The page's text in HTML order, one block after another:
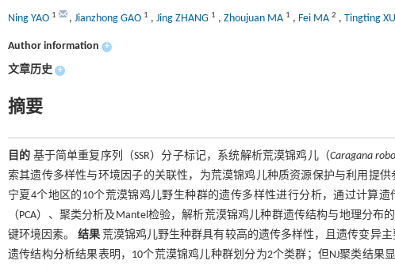
Ning YAO 1 , Jianzhong GAO 1 , Jing ZHANG 1 , Zhoujuan MA 1 , Fei MA 2 , Tingting XU
Author information +
文章历史 +
摘要
目的 基于简单重复序列（SSR）分子标记，系统解析荒漠锦鸡儿（Caragana
索其遗传多样性与环境因子的关联性，为荒漠锦鸡儿种质资源保护与利用提供
宁夏4个地区的10个荒漠锦鸡儿野生种群的遗传多样性进行分析，通过计算
（PCA）、聚类分析及Mantel检验，解析荒漠锦鸡儿种群遗传结构与地理分
键环境因素。 结果荒漠锦鸡儿野生种群具有较高的遗传多样性，且遗传变异主
遗传结构分析结果表明，10个荒漠锦鸡儿种群划分为2个类群；但NJ聚类结